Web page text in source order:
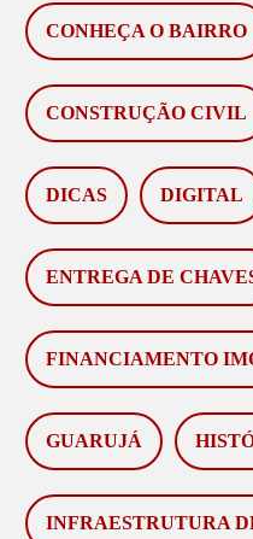
CONHEÇA O BAIRRO
CONSTRUÇÃO CIVIL
DICAS DIGITAL
ENTREGA DE
FINANCIAMENTO
GUARUJÁ
INFRAESTRUTURA